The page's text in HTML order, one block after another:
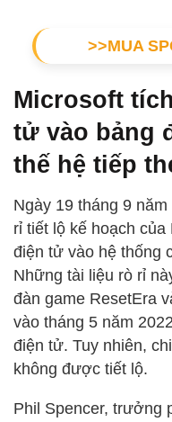
>>MUA
Microsoft
tử vào bảng
thế hệ tiếp
Ngày 19 tháng 9
rỉ tiết lộ kế hoạch
điện tử vào hệ thống
Những tài liệu rò rỉ
đàn game ResetEra
vào tháng 5 năm
điện tử. Tuy nhiên,
không được tiết lộ.
Phil Spencer, trưởng